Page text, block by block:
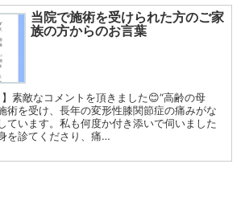
当院で施術を受けられた方のご家
族の方からのお言葉
素敵なコメントを頂きました😊“高齢の母
術を受け、長年の変形性膝関節症の痛みがな
ています。私も何度か付き添いで伺いました
を診てくださり、痛…